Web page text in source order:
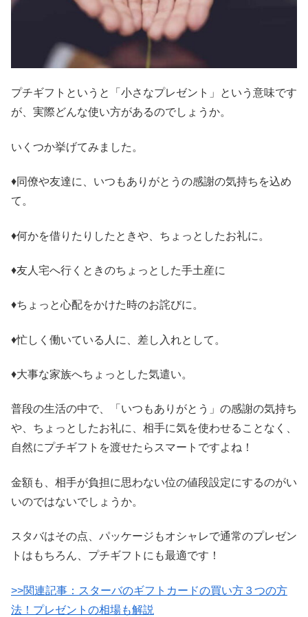
プチギフトというと「小さなプレゼント」という意味です
が、実際どんな使い方があるのでしょうか。
いくつか挙げてみました。
♦同僚や友達に、いつもありがとうの感謝の気持ちを込め
て。
♦何かを借りたりしたときや、ちょっとしたお礼に。
♦友人宅へ行くときのちょっとした手土産に
♦ちょっと心配をかけた時のお詫びに。
♦忙しく働いている人に、差し入れとして。
♦大事な家族へちょっとした気遣い。
普段の生活の中で、「いつもありがとう」の感謝の気持ち
や、ちょっとしたお礼に、相手に気を使わせることなく、
自然にプチギフトを渡せたらスマートですよね！
金額も、相手が負担に思わない位の値段設定にするのがい
いのではないでしょうか。
スタバはその点、パッケージもオシャレで通常のプレゼン
トはもちろん、プチギフトにも最適です！
>>関連記事：スターバのギフトカードの買い方３つの方
法！プレゼントの相場も解説